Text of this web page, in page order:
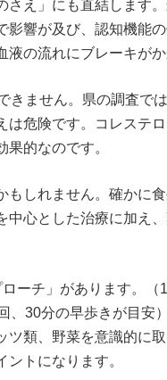
え」にも直結します
響が及び、認知機能
の流れにブレーキがか
ません。県の調査で
は危険です。コレステ
的なのです。
しれません。確かに
心とした治療に加え
ーチ」があります。（
、30分の早歩きが目安
類、野菜を意識的に
トになります。